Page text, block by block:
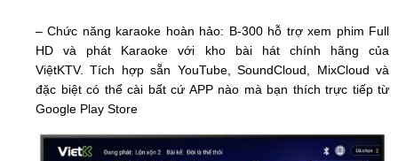
– Chức năng karaoke hoàn hảo: B-300 hỗ trợ xem phim Full
HD và phát Karaoke với kho bài hát chính hãng của
ViệtKTV.Tích hợp sẵn YouTube, SoundCloud, MixCloud và
đặc biệt có thể cài bất cứ APP nào mà bạn thích trực tiếp từ
Google Play Store